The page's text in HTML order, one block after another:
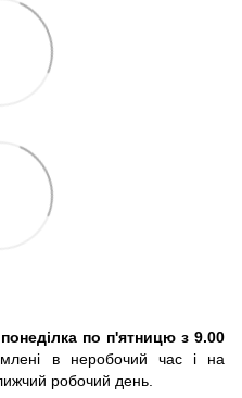
по п'ятницю з 9.00
в неробочий час і на
робочий день.